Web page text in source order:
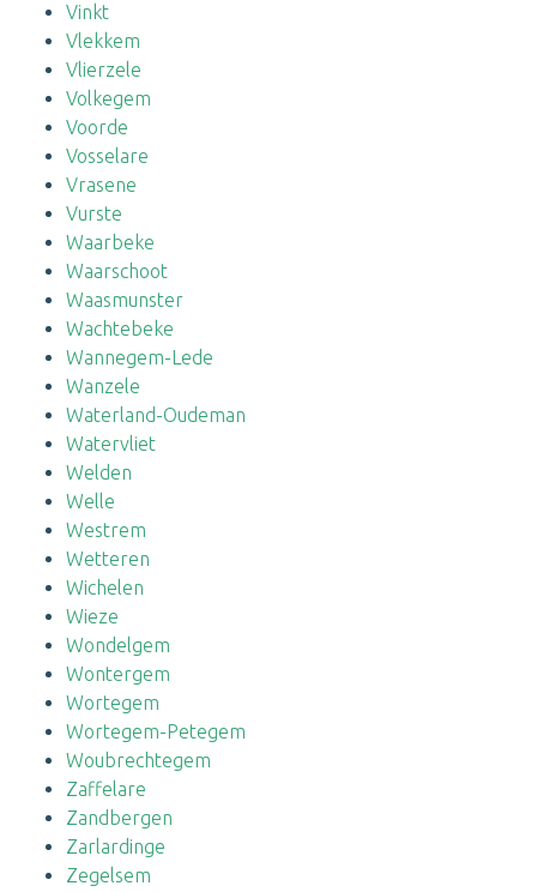
Vinkt
Vlekkem
Vlierzele
Volkegem
Voorde
Vosselare
Vrasene
Vurste
Waarbeke
Waarschoot
Waasmunster
Wachtebeke
Wannegem-Lede
Wanzele
Waterland-Oudeman
Watervliet
Welden
Welle
Westrem
Wetteren
Wichelen
Wieze
Wondelgem
Wontergem
Wortegem
Wortegem-Petegem
Woubrechtegem
Zaffelare
Zandbergen
Zarlardinge
Zegelsem